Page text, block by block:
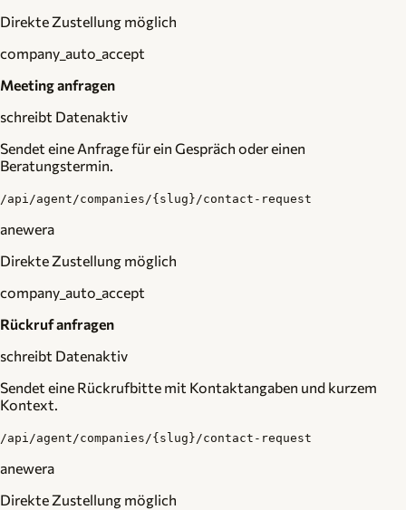
Direkte Zustellung möglich
company_auto_accept
Meeting anfragen
schreibt Datenaktiv
Sendet eine Anfrage für ein Gespräch oder einen
Beratungstermin.
/api/agent/companies/{slug}/contact-request
anewera
Direkte Zustellung möglich
company_auto_accept
Rückruf anfragen
schreibt Datenaktiv
Sendet eine Rückrufbitte mit Kontaktangaben und kurzem
Kontext.
/api/agent/companies/{slug}/contact-request
anewera
Direkte Zustellung möglich